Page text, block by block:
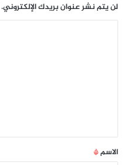
لن يتم نشر عنوان بريدك الإلكتروني.
الاسم*